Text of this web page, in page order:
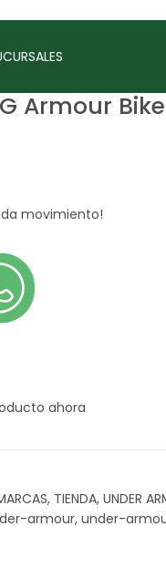
Armour
movimiento!
ahora
, TIENDA, UNDER
armour, under-